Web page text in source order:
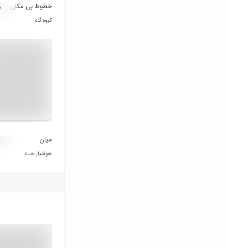
خطوط بی مکان
گروه گاه
میان
هوشیار خیام